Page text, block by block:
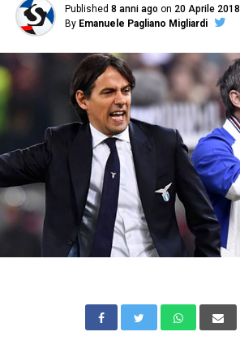
Published 8 anni ago on 20 Aprile 2018
By Emanuele Pagliano Migliardi